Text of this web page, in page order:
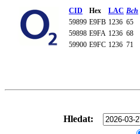
CID Hex LAC Bch
59899 E9FB 1236 65
59898 E9FA 1236 68
59900 E9FC 1236 71
Hledat: